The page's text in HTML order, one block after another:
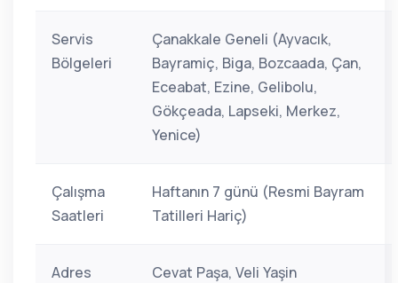
Servis
Bölgeleri
Çanakkale Geneli (Ayvacık,
Bayramiç, Biga, Bozcaada, Çan,
Eceabat, Ezine, Gelibolu,
Gökçeada, Lapseki, Merkez,
Yenice)
Çalışma
Saatleri
Haftanın 7 günü (Resmi Bayram
Tatilleri Hariç)
Adres
Cevat Paşa, Veli Yaşin